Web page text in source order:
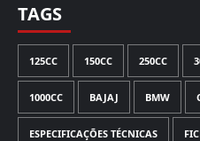
TAGS
125CC 150CC 250CC
1000CC BAJAJ BMW
ESPECIFICAÇÕES TÉCNICAS